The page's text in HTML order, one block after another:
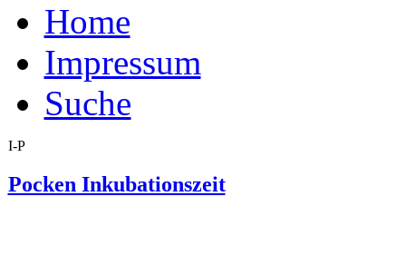
Home
Impressum
Suche
I-P
Pocken Inkubationszeit